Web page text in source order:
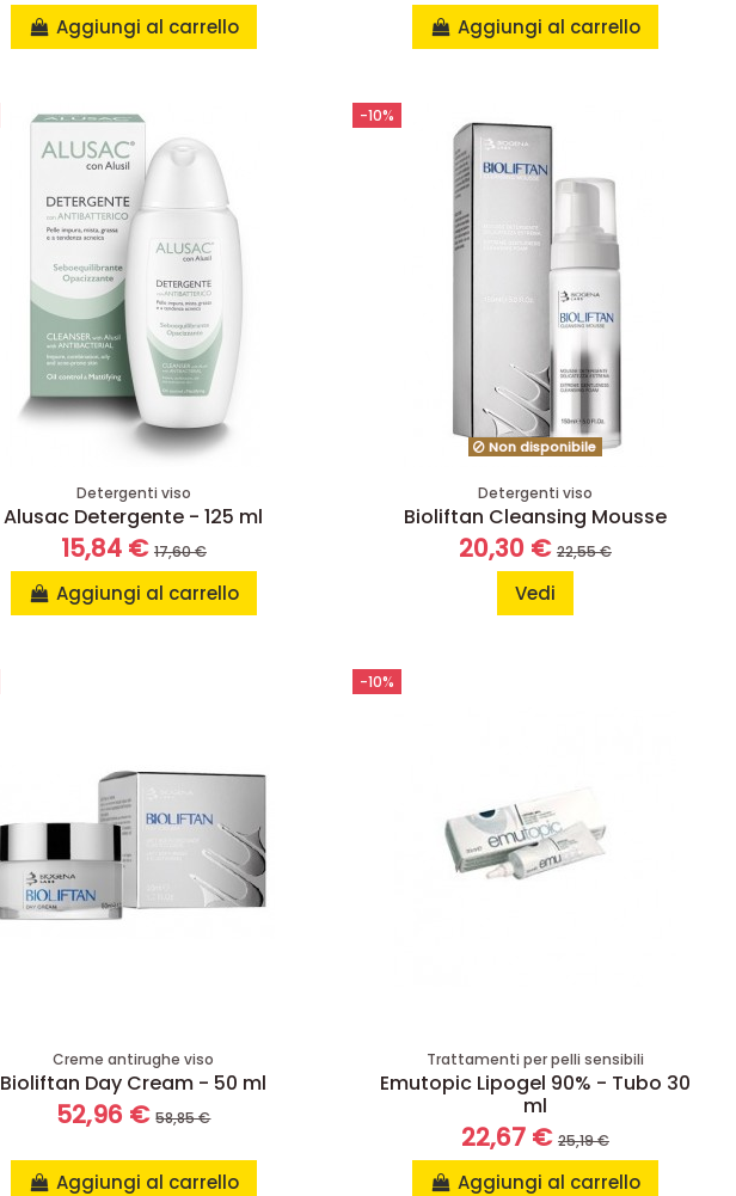
Aggiungi al carrello Aggiungi al carrello
Detergenti viso
Alusac Detergente - 125 ml
15,84 € 17,60 €
Aggiungi al carrello
-10%
Non disponibile
Detergenti viso
Bioliftan Cleansing Mousse
20,30 € 22,55 €
Vedi
Creme antirughe viso
Bioliftan Day Cream - 50 ml
52,96 €58,85 €
Aggiungi al carrello
-10%
Trattamenti per pelli sensibili
Emutopic Lipogel 90% - Tubo 30
ml
22,67 € 25,19 €
Aggiungi al carrello